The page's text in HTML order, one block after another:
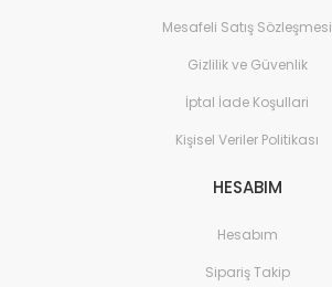
Mesafeli Satış Sözleşmesi
Gizlilik ve Güvenlik
İptal İade Koşullari
Kişisel Veriler Politikası
HESABIM
Hesabım
Sipariş Takip